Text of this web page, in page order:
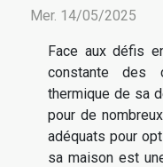
Mer. 14/05/2025
Face aux défis
constante des
thermique de sa
pour de
adéquats pour
sa maison est